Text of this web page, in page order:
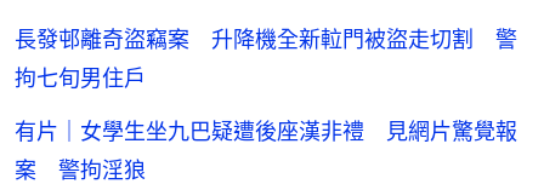
長發邨離奇盜竊案 升降機全新𨋢門被盜走切割 警
拘七旬男住戶
有片｜女學生坐九巴疑遭後座漢非禮 見網片驚覺報
案 警拘淫狼